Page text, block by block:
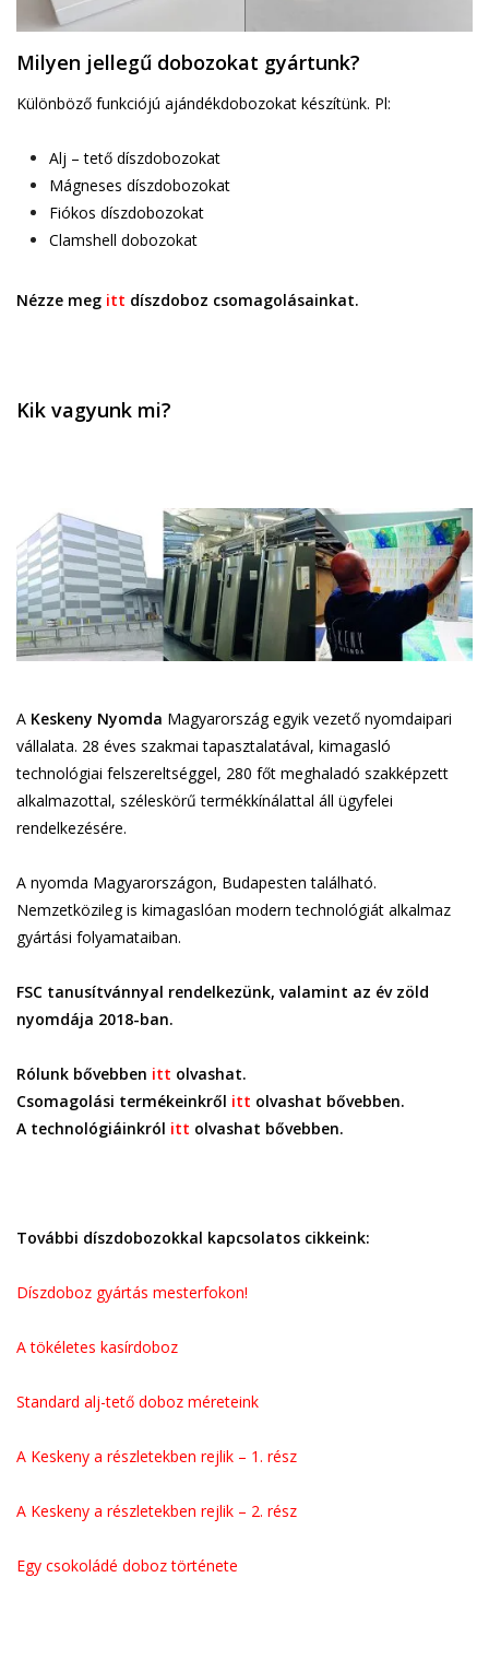
Milyen jellegű dobozokat gyártunk?
Különböző funkciójú ajándékdobozokat készítünk. Pl:
Alj – tető díszdobozokat
Mágneses díszdobozokat
Fiókos díszdobozokat
Clamshell dobozokat
Nézze meg itt díszdoboz csomagolásainkat.
Kik vagyunk mi?
A Keskeny Nyomda Magyarország egyik vezető nyomdaipari
vállalata. 28 éves szakmai tapasztalatával, kimagasló
technológiai felszereltséggel, 280 főt meghaladó szakképzett
alkalmazottal, széleskörű termékkínálattal áll ügyfelei
rendelkezésére.
A nyomda Magyarországon, Budapesten található.
Nemzetközileg is kimagaslóan modern technológiát alkalmaz
gyártási folyamataiban.
FSC tanusítvánnyal rendelkezünk, valamint az év zöld
nyomdája 2018-ban.
Rólunk bővebben itt olvashat.
Csomagolási termékeinkről itt olvashat bővebben.
A technológiáinkról itt olvashat bővebben.
További díszdobozokkal kapcsolatos cikkeink:
Díszdoboz gyártás mesterfokon!
A tökéletes kasírdoboz
Standard alj-tető doboz méreteink
A Keskeny a részletekben rejlik – 1. rész
A Keskeny a részletekben rejlik – 2. rész
Egy csokoládé doboz története